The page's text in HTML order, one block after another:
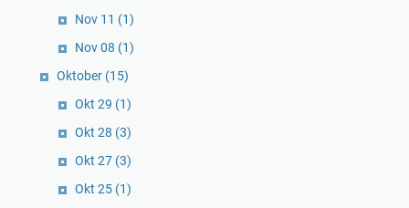
Nov 11 (1)
Nov 08 (1)
Oktober (15)
Okt 29 (1)
Okt 28 (3)
Okt 27 (3)
Okt 25 (1)